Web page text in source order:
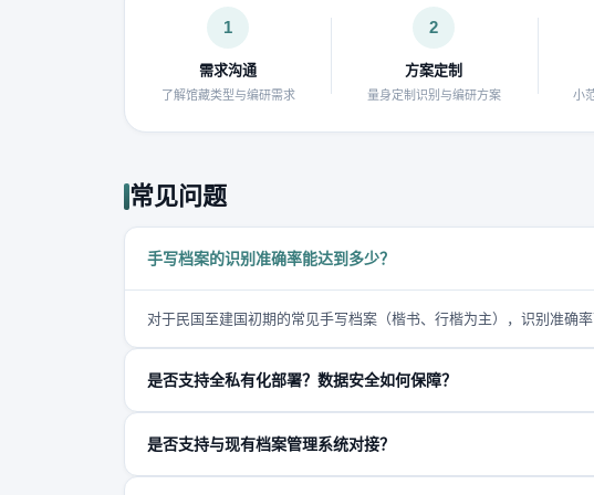
1
需求沟通
了解馆藏类型与编研需求
2
方案定制
量身定制识别与编研方案 小
常见问题
手写档案的识别准确率能达到多少？
对于民国至建国初期的常见手写档案（楷书、行楷为主），识别准确
是否支持全私有化部署？数据安全如何保障？
是否支持与现有档案管理系统对接？